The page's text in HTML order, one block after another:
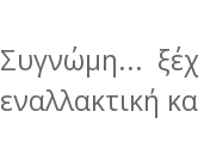
Συγνώμη...
εναλλακτική